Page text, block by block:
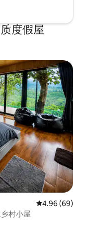
度假屋
平均评分 4.96
4.96 (69)
村小屋